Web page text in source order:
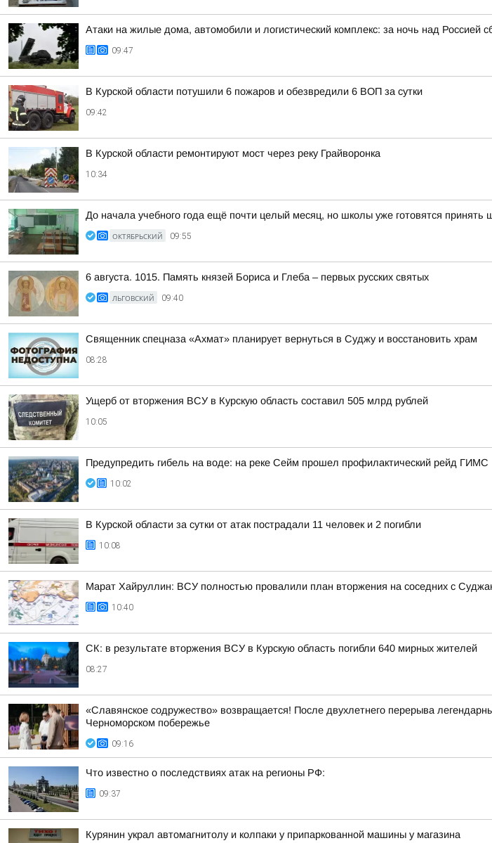
Атаки на жилые дома, автомобили и логистический комплекс: за ночь над Россией
09:47
В Курской области потушили 6 пожаров и обезвредили 6 ВОП за сутки
09:42
В Курской области ремонтируют мост через реку Грайворонка
10:34
До начала учебного года ещё почти целый месяц, но школы уже готовятся принять
ОКТЯБРЬСКИЙ 09:55
6 августа. 1015. Память князей Бориса и Глеба – первых русских святых
ЛЬГОВСКИЙ 09:40
Священник спецназа «Ахмат» планирует вернуться в Суджу и восстановить храм
08:28
Ущерб от вторжения ВСУ в Курскую область составил 505 млрд рублей
10:05
Предупредить гибель на воде: на реке Сейм прошел профилактический рейд ГИМС
10:02
В Курской области за сутки от атак пострадали 11 человек и 2 погибли
10:08
Марат Хайруллин: ВСУ полностью провалили план вторжения на соседних с
10:40
СК: в результате вторжения ВСУ в Курскую область погибли 640 мирных жителей
08:27
«Славянское содружество» возвращается! После двухлетнего перерыва
Черноморском побережье
09:16
Что известно о последствиях атак на регионы РФ:
09:37
Курянин украл автомагнитолу и колпаки у припаркованной машины у магазина